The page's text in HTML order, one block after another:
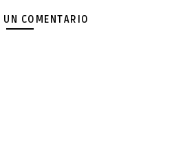
UN COMENTARIO